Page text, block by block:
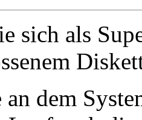
sich als
an dem